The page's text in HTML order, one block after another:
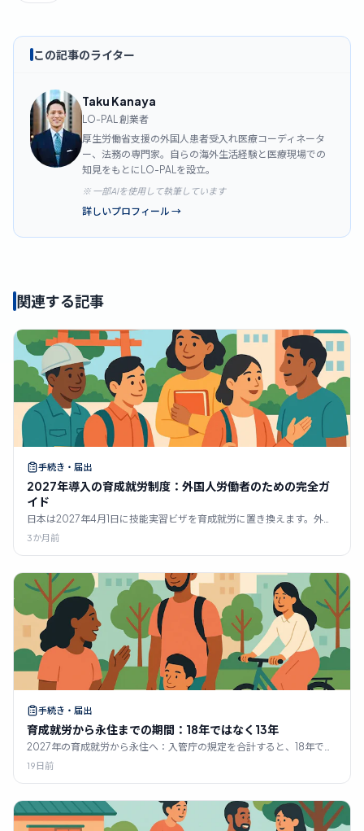
この記事のライター
Taku Kanaya
LO-PAL 創業者
厚生労働省支援の外国人患者受入れ医療コーディネータ
ー、法務の専門家。自らの海外生活経験と医療現場での
知見をもとにLO-PALを設立。
※ 一部AIを使用して執筆しています
詳しいプロフィール →
関連する記事
手続き・届出
2027年導入の育成就労制度：外国人労働者のための完全ガ
イド
日本は2027年4月1日に技能実習ビザを育成就労に置き換えます。外国
人労働者向けの2026年完全ガイド：17分野、転籍ルール、A1日本語要
件、特定技能1号・2号への経路、そして既存の実習生の多くが見落と
す2026年4月1日の期限について解説します。
3か月前
手続き・届出
育成就労から永住までの期間：18年ではなく13年
2027年の育成就労から永住へ：入管庁の規定を合計すると、18年では
なく約13年かかります。在留資格のステップ、10年と5年の要件、そし
て多くの人々を阻む要因について解説します。
19日前